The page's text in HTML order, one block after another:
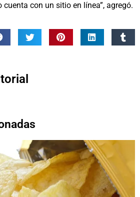
con un sitio en línea”, agregó.